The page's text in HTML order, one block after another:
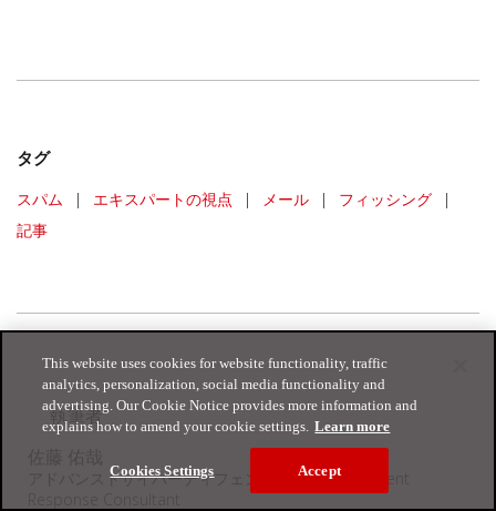
タグ
スパム | エキスパートの視点 | メール | フィッシング
|
記事
執筆者
アドバンストサイバーディフェンスグループ Incident
This website uses cookies for website functionality, traffic
analytics, personalization, social media functionality and
advertising. Our Cookie Notice provides more information and
explains how to amend your cookie settings. Learn more
Cookies Settings Accept